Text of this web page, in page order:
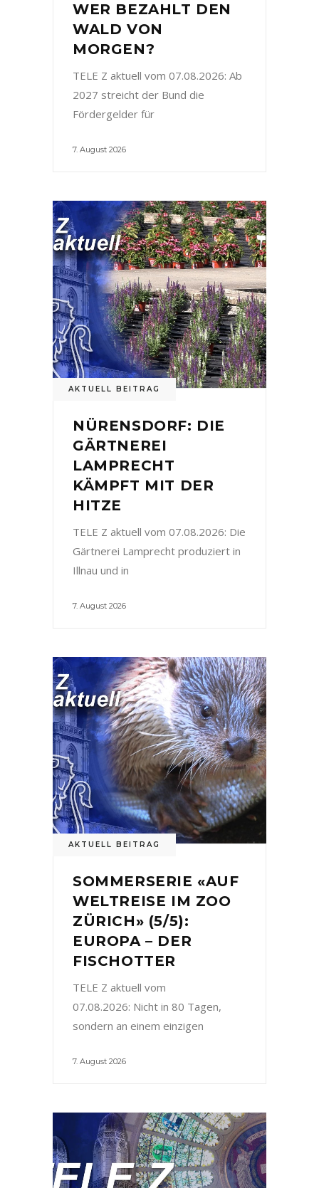
WER BEZAHLT DEN
WALD VON
MORGEN?
TELE Z aktuell vom 07.08.2026: Ab
2027 streicht der Bund die
Fördergelder für
7. August 2026
AKTUELL BEITRAG
NÜRENSDORF: DIE
GÄRTNEREI
LAMPRECHT
KÄMPFT MIT DER
HITZE
TELE Z aktuell vom 07.08.2026: Die
Gärtnerei Lamprecht produziert in
Illnau und in
7. August 2026
AKTUELL BEITRAG
SOMMERSERIE «AUF
WELTREISE IM ZOO
ZÜRICH» (5/5):
EUROPA – DER
FISCHOTTER
TELE Z aktuell vom
07.08.2026: Nicht in 80 Tagen,
sondern an einem einzigen
7. August 2026